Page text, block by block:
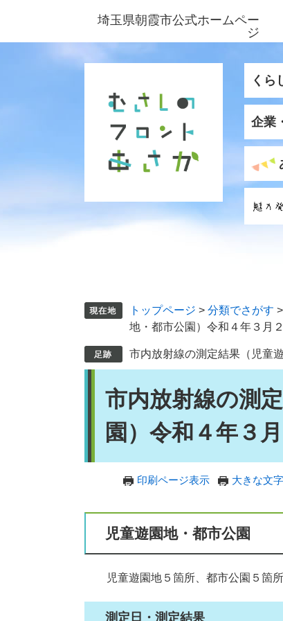
ジ
ュ
埼玉県朝霞市公式ホームペー
ジ
くら
企業
トップページ > 分類でさがす >
地・都市公園）令和４年３月
市内放射線の測定結果（児童
市内放射線の測
園）令和４年３
印刷ページ表示 大きな文
児童遊園地・都市公園
児童遊園地５箇所、都市公園５箇所
測定日・測定結果